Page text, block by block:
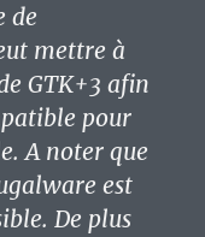
de
mettre à
GTK+3 afin
pour
A noter que
est
De plus